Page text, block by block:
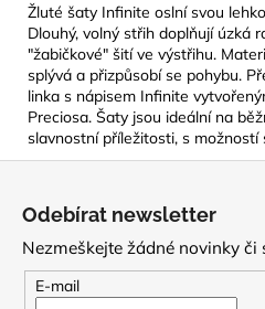
Žluté šaty Infinite oslní svou
Dlouhý, volný střih doplňují úzká
"žabičkové" šití ve výstřihu.
splývá a přizpůsobí se pohybu.
linka s nápisem Infinite
Preciosa. Šaty jsou ideální na
slavnostní příležitosti, s
Odebírat newsletter
Nezmeškejte žádné novinky či
E-mail